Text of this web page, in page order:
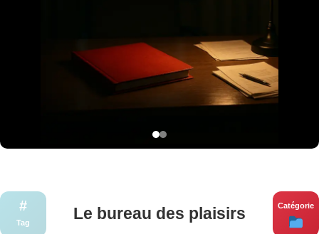
#
Tag Le bureau des plaisirs Catégorie